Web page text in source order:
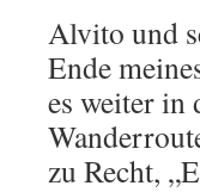
Alvito und
Ende
es weiter in
zu Recht,